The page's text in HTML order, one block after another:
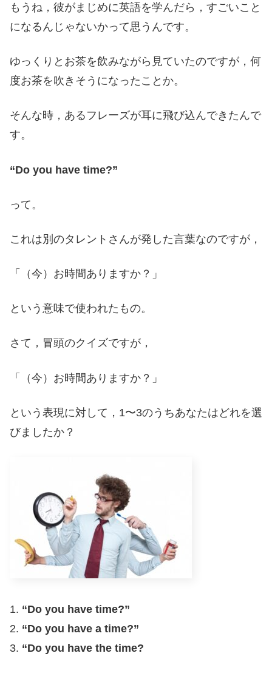
もうね，彼がまじめに英語を学んだら，すごいこと
になるんじゃないかって思うんです。
ゆっくりとお茶を飲みながら見ていたのですが，何
度お茶を吹きそうになったことか。
そんな時，あるフレーズが耳に飛び込んできたんで
す。
“Do you have time?”
って。
これは別のタレントさんが発した言葉なのですが，
「（今）お時間ありますか？」
という意味で使われたもの。
さて，冒頭のクイズですが，
「（今）お時間ありますか？」
という表現に対して，1〜3のうちあなたはどれを選
びましたか？
1. “Do you have time?”
2. “Do you have a time?”
3. “Do you have the time?